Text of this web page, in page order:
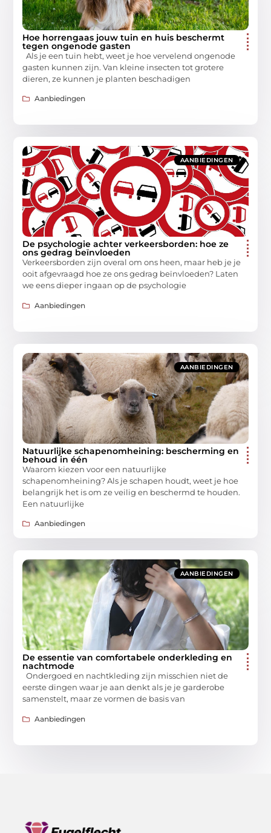
Hoe horrengaas jouw tuin en huis beschermt
tegen ongenode gasten
Als je een tuin hebt, weet je hoe vervelend ongenode
gasten kunnen zijn. Van kleine insecten tot grotere
dieren, ze kunnen je planten beschadigen
Aanbiedingen
AANBIEDINGEN
De psychologie achter verkeersborden: hoe ze
ons gedrag beïnvloeden
Verkeersborden zijn overal om ons heen, maar heb je je
ooit afgevraagd hoe ze ons gedrag beïnvloeden? Laten
we eens dieper ingaan op de psychologie
Aanbiedingen
AANBIEDINGEN
Natuurlijke schapenomheining: bescherming en
behoud in één
Waarom kiezen voor een natuurlijke
schapenomheining? Als je schapen houdt, weet je hoe
belangrijk het is om ze veilig en beschermd te houden.
Een natuurlijke
Aanbiedingen
AANBIEDINGEN
De essentie van comfortabele onderkleding en
nachtmode
Ondergoed en nachtkleding zijn misschien niet de
eerste dingen waar je aan denkt als je je garderobe
samenstelt, maar ze vormen de basis van
Aanbiedingen